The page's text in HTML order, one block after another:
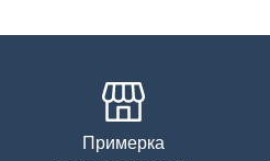
Примерка